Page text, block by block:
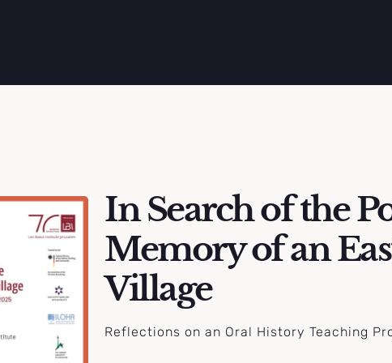
In Search of the
Memory of an
Village
Reflections on an Oral History Teaching